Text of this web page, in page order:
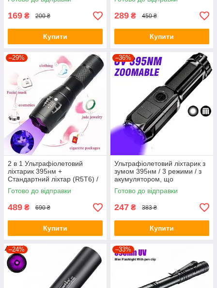
169 ₴ 200 ₴
Купити
289 ₴ 450 ₴
Купити
–29%
2 в 1 Ультрафіолетовий
ліхтарик 395нм +
Стандартний ліхтар (R5T6) /
2 режими / UV LED / Зум /
Вбудований акумулятор /
Готово до відправки
489 ₴ 690 ₴
Купити
–36%
Ультрафіолетовий ліхтарик з
зумом 395нм / 3 режими / з
акумулятором, що
перезаряджається / UV LED
Готово до відправки
247 ₴ 383 ₴
Купити
–24% –33%